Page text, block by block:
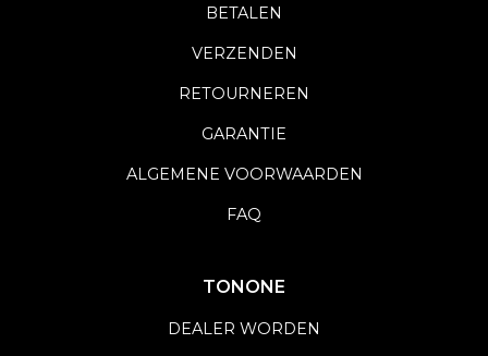
BETALEN
VERZENDEN
RETOURNEREN
GARANTIE
ALGEMENE VOORWAARDEN
FAQ
TONONE
DEALER WORDEN